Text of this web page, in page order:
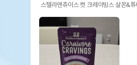
스텔라앤츄이스 캣 크레이빙스 살몬&